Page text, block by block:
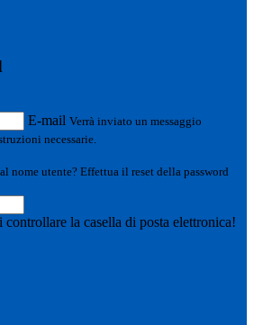
E-mail Verrà inviato un messaggio
necessarie.
nome utente? Effettua il reset della password
la casella di posta elettronica!